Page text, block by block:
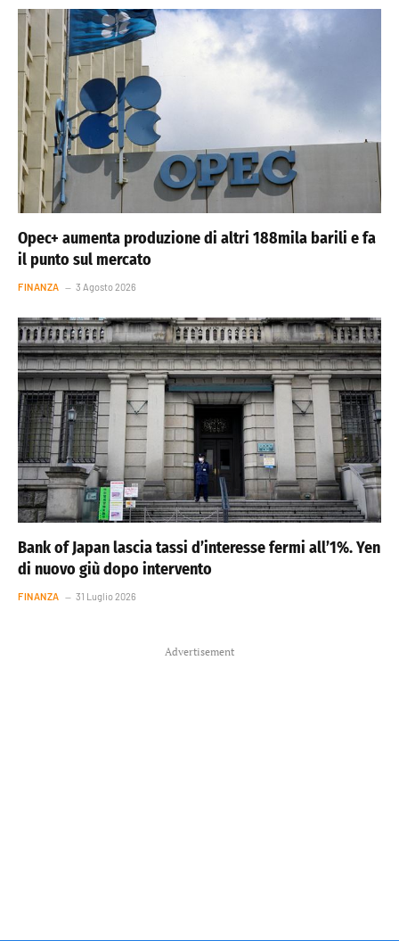
Opec+ aumenta produzione di altri 188mila barili e fa
il punto sul mercato
FINANZA 3 Agosto 2026
Bank of Japan lascia tassi d’interesse fermi all’1%. Yen
di nuovo giù dopo intervento
FINANZA 31 Luglio 2026
Advertisement